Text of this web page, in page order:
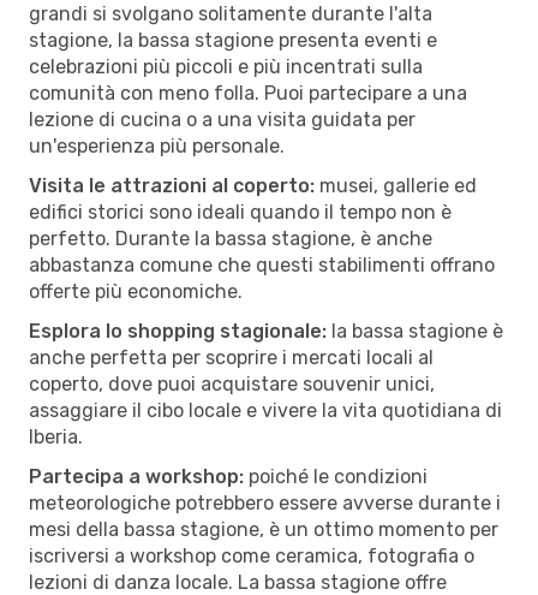
grandi si svolgano solitamente durante l'alta
stagione, la bassa stagione presenta eventi e
celebrazioni più piccoli e più incentrati sulla
comunità con meno folla. Puoi partecipare a una
lezione di cucina o a una visita guidata per
un'esperienza più personale.
Visita le attrazioni al coperto: musei, gallerie ed
edifici storici sono ideali quando il tempo non è
perfetto. Durante la bassa stagione, è anche
abbastanza comune che questi stabilimenti offrano
offerte più economiche.
Esplora lo shopping stagionale: la bassa stagione è
anche perfetta per scoprire i mercati locali al
coperto, dove puoi acquistare souvenir unici,
assaggiare il cibo locale e vivere la vita quotidiana di
Iberia.
Partecipa a workshop: poiché le condizioni
meteorologiche potrebbero essere avverse durante i
mesi della bassa stagione, è un ottimo momento per
iscriversi a workshop come ceramica, fotografia o
lezioni di danza locale. La bassa stagione offre